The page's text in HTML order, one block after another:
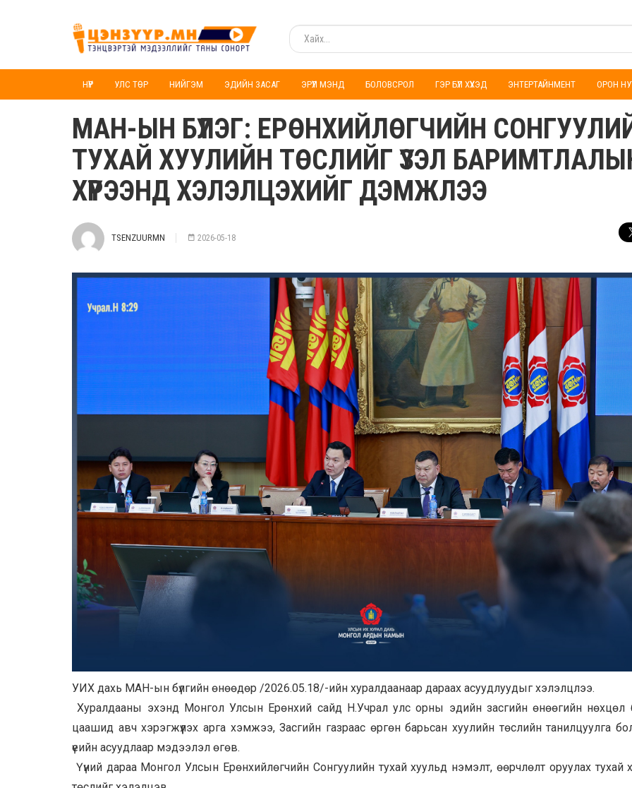
НҮҮР УЛС ТӨР НИЙГЭМ ЭДИЙН ЗАСАГ ЭРҮҮЛ МЭНД БОЛОВСРОЛ ГЭР БҮЛ ХҮҮХЭД ЭНТЕРТАЙНМЕНТ ОРОН
МАН-ЫН БҮЛЭГ: ЕРӨНХИЙЛӨГЧИЙН
ТУХАЙ ХУУЛИЙН ТӨСЛИЙГ ҮЗЭЛ
ХҮРЭЭНД ХЭЛЭЛЦЭХИЙГ ДЭМЖЛЭЭ
TSENZUURMN 2026-05-18
УИХ дахь МАН-ын бүлгийн өнөөдөр /2026.05.18/-ийн хуралдаанаар дараах асуудлуудыг хэлэлцлээ.
Хуралдааны эхэнд Монгол Улсын Ерөнхий сайд Н.Учрал улс орны эдийн засгийн өнөөгийн нөхцөл
цаашид авч хэрэгжүүлэх арга хэмжээ, Засгийн газраас өргөн барьсан хуулийн төслийн танилцуулга
үеийн асуудлаар мэдээлэл өгөв.
Үүний дараа Монгол Улсын Ерөнхийлөгчийн Сонгуулийн тухай хуульд нэмэлт, өөрчлөлт оруулах тухай